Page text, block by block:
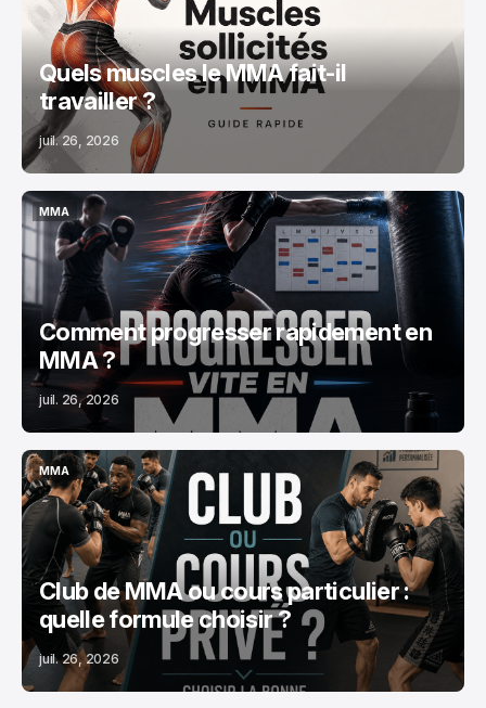
Quels muscles le MMA fait-il
travailler ?
juil. 26, 2026
MMA
MMA
Comment progresser rapidement en
MMA ?
juil. 26, 2026
MMA
MMA
Club de MMA ou cours particulier :
quelle formule choisir ?
juil. 26, 2026